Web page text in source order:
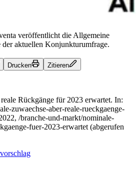
veröffentlicht die Allgemeine
aktuellen Konjunkturumfrage.
Drucken Zitieren
Rückgänge für 2023 erwartet. In:
zuwaechse-aber-reale-rueckgaenge-
/branche-und-markt/nominale-
fuer-2023-erwartet (abgerufen